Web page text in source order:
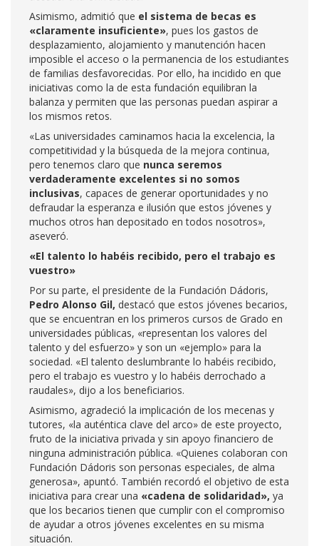
Asimismo, admitió que el sistema de becas es
«claramente insuficiente», pues los gastos de
desplazamiento, alojamiento y manutención hacen
imposible el acceso o la permanencia de los estudiantes
de familias desfavorecidas. Por ello, ha incidido en que
iniciativas como la de esta fundación equilibran la
balanza y permiten que las personas puedan aspirar a
los mismos retos.
«Las universidades caminamos hacia la excelencia, la
competitividad y la búsqueda de la mejora continua,
pero tenemos claro que nunca seremos
verdaderamente excelentes si no somos
inclusivas, capaces de generar oportunidades y no
defraudar la esperanza e ilusión que estos jóvenes y
muchos otros han depositado en todos nosotros»,
aseveró.
«El talento lo habéis recibido, pero el trabajo es
vuestro»
Por su parte, el presidente de la Fundación Dádoris,
Pedro Alonso Gil, destacó que estos jóvenes becarios,
que se encuentran en los primeros cursos de Grado en
universidades públicas, «representan los valores del
talento y del esfuerzo» y son un «ejemplo» para la
sociedad. «El talento deslumbrante lo habéis recibido,
pero el trabajo es vuestro y lo habéis derrochado a
raudales», dijo a los beneficiarios.
Asimismo, agradeció la implicación de los mecenas y
tutores, «la auténtica clave del arco» de este proyecto,
fruto de la iniciativa privada y sin apoyo financiero de
ninguna administración pública. «Quienes colaboran con
Fundación Dádoris son personas especiales, de alma
generosa», apuntó. También recordó el objetivo de esta
iniciativa para crear una «cadena de solidaridad», ya
que los becarios tienen que cumplir con el compromiso
de ayudar a otros jóvenes excelentes en su misma
situación.